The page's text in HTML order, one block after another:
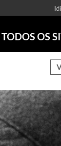
TODOS OS
RÁDIO BATUTA
CAROLINA
CRÔNICA
TESTEMUNHA
CLARICE